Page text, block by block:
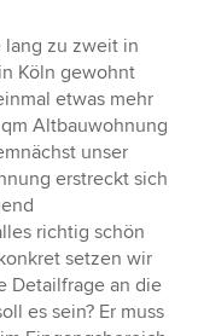
lang zu zweit in
Köln gewohnt
etwas mehr
Altbauwohnung
unser
erstreckt sich
richtig schön
setzen wir
Detailfrage an die
es sein? Er muss